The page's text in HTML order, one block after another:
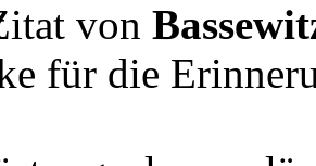
von
für die